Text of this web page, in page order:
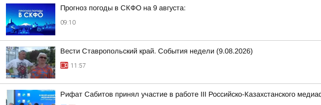
Прогноз погоды в СКФО на 9 августа:
09:10
Вести Ставропольский край. События недели (9.08.2026)
11:57
Рифат Сабитов принял участие в работе III Российско-Казахстанского